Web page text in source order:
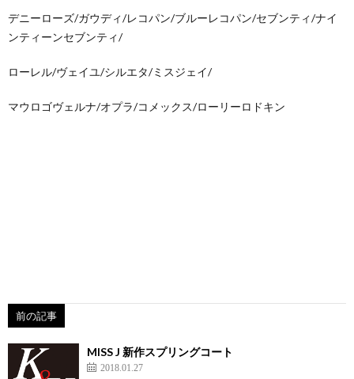
デニーローズ/ガウディ/レコパン/ブルーレコパン/セブンティ/ナイ
ンティーンセブンティ/
ローレル/ヴェイユ/シルエタ/ミスジェイ/
マウロゴヴェルナ/オプラ/コメックス/ローリーロドキン
前の記事
MISS J 新作スプリングコート
2018.01.27